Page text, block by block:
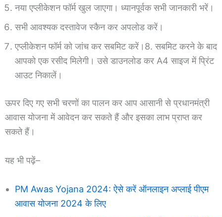
नया एप्लीकेशन फॉर्म खुल जाएगा। ध्यानपूर्वक सभी जानकारी भरें।
सभी आवश्यक दस्तावेज स्कैन कर अपलोड करें।
एप्लीकेशन फॉर्म को जांच कर सबमिट करें।8. सबमिट करने के बाद
आपको एक रसीद मिलेगी। उसे डाउनलोड कर A4 साइज में प्रिंट
आउट निकालें।
ऊपर दिए गए सभी चरणों का पालन कर आप आसानी से प्रधानमंत्री
आवास योजना में आवेदन कर सकते हैं और इसका लाभ प्राप्त कर
सकते हैं।
यह भी पढ़ें–
PM Awas Yojana 2024: ऐसे करें ऑनलाइन अप्लाई पीएम
आवास योजना 2024 के लिए